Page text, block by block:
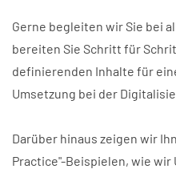
Gerne begleiten wir Sie bei
bereiten Sie Schritt für
definierenden Inhalte für
Umsetzung bei der
Darüber hinaus zeigen wir
Practice"-Beispielen, wie